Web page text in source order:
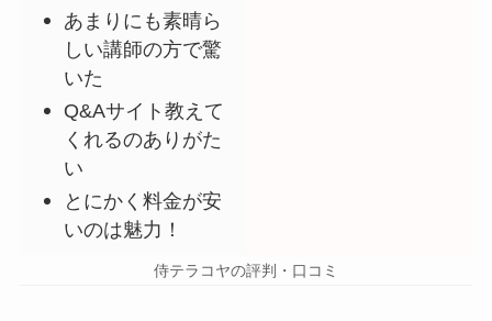
あまりにも素晴ら
しい講師の方で驚
いた
Q&Aサイト教えて
くれるのありがた
い
とにかく料金が安
いのは魅力！
侍テラコヤの評判・口コミ